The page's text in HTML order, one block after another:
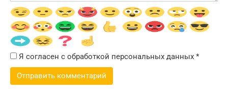
Я согласен с обработкой персональных данных *